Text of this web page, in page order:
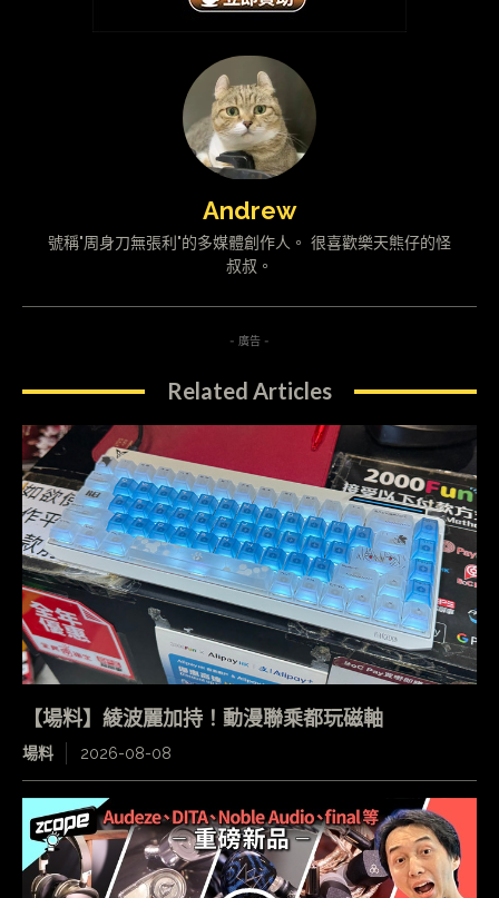
Andrew
號稱"周身刀無張利"的多媒體創作人。 很喜歡樂天熊仔的怪
叔叔。
- 廣告 -
Related Articles
【場料】綾波麗加持！動漫聯乘都玩磁軸
場料 2026-08-08